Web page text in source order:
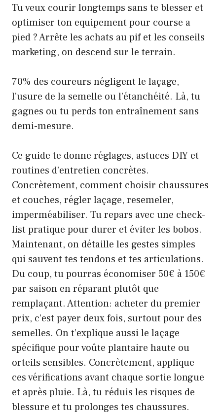
Tu veux courir longtemps sans te blesser et
optimiser ton equipement pour course a
pied ? Arrête les achats au pif et les conseils
marketing, on descend sur le terrain.
70% des coureurs négligent le laçage,
l’usure de la semelle ou l’étanchéité. Là, tu
gagnes ou tu perds ton entraînement sans
demi-mesure.
Ce guide te donne réglages, astuces DIY et
routines d’entretien concrètes.
Concrètement, comment choisir chaussures
et couches, régler laçage, resemeler,
imperméabiliser. Tu repars avec une check-
list pratique pour durer et éviter les bobos.
Maintenant, on détaille les gestes simples
qui sauvent tes tendons et tes articulations.
Du coup, tu pourras économiser 50€ à 150€
par saison en réparant plutôt que
remplaçant. Attention: acheter du premier
prix, c’est payer deux fois, surtout pour des
semelles. On t’explique aussi le laçage
spécifique pour voûte plantaire haute ou
orteils sensibles. Concrètement, applique
ces vérifications avant chaque sortie longue
et après pluie. Là, tu réduis les risques de
blessure et tu prolonges tes chaussures.